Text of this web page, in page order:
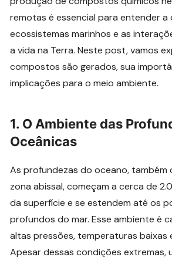
remotas é essencial para entender a
ecossistemas marinhos e as
a vida na Terra. Neste post, vamos
compostos são gerados, sua
implicações para o meio ambiente.
1. O Ambiente das
Oceânicas
As profundezas do oceano, também
zona abissal, começam a cerca de
da superfície e se estendem até os
profundos do mar. Esse ambiente é
altas pressões, temperaturas baixas
Apesar dessas condições extremas,